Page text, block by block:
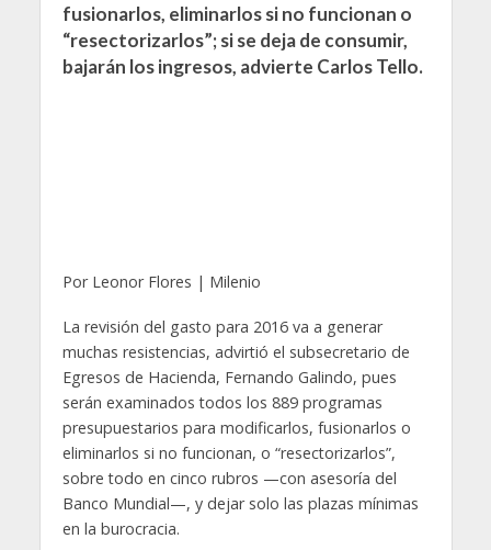
fusionarlos, eliminarlos si no funcionan o
“resectorizarlos”; si se deja de consumir,
bajarán los ingresos, advierte Carlos Tello.
Por Leonor Flores | Milenio
La revisión del gasto para 2016 va a generar
muchas resistencias, advirtió el subsecretario de
Egresos de Hacienda, Fernando Galindo, pues
serán examinados todos los 889 programas
presupuestarios para modificarlos, fusionarlos o
eliminarlos si no funcionan, o “resectorizarlos”,
sobre todo en cinco rubros —con asesoría del
Banco Mundial—, y dejar solo las plazas mínimas
en la burocracia.